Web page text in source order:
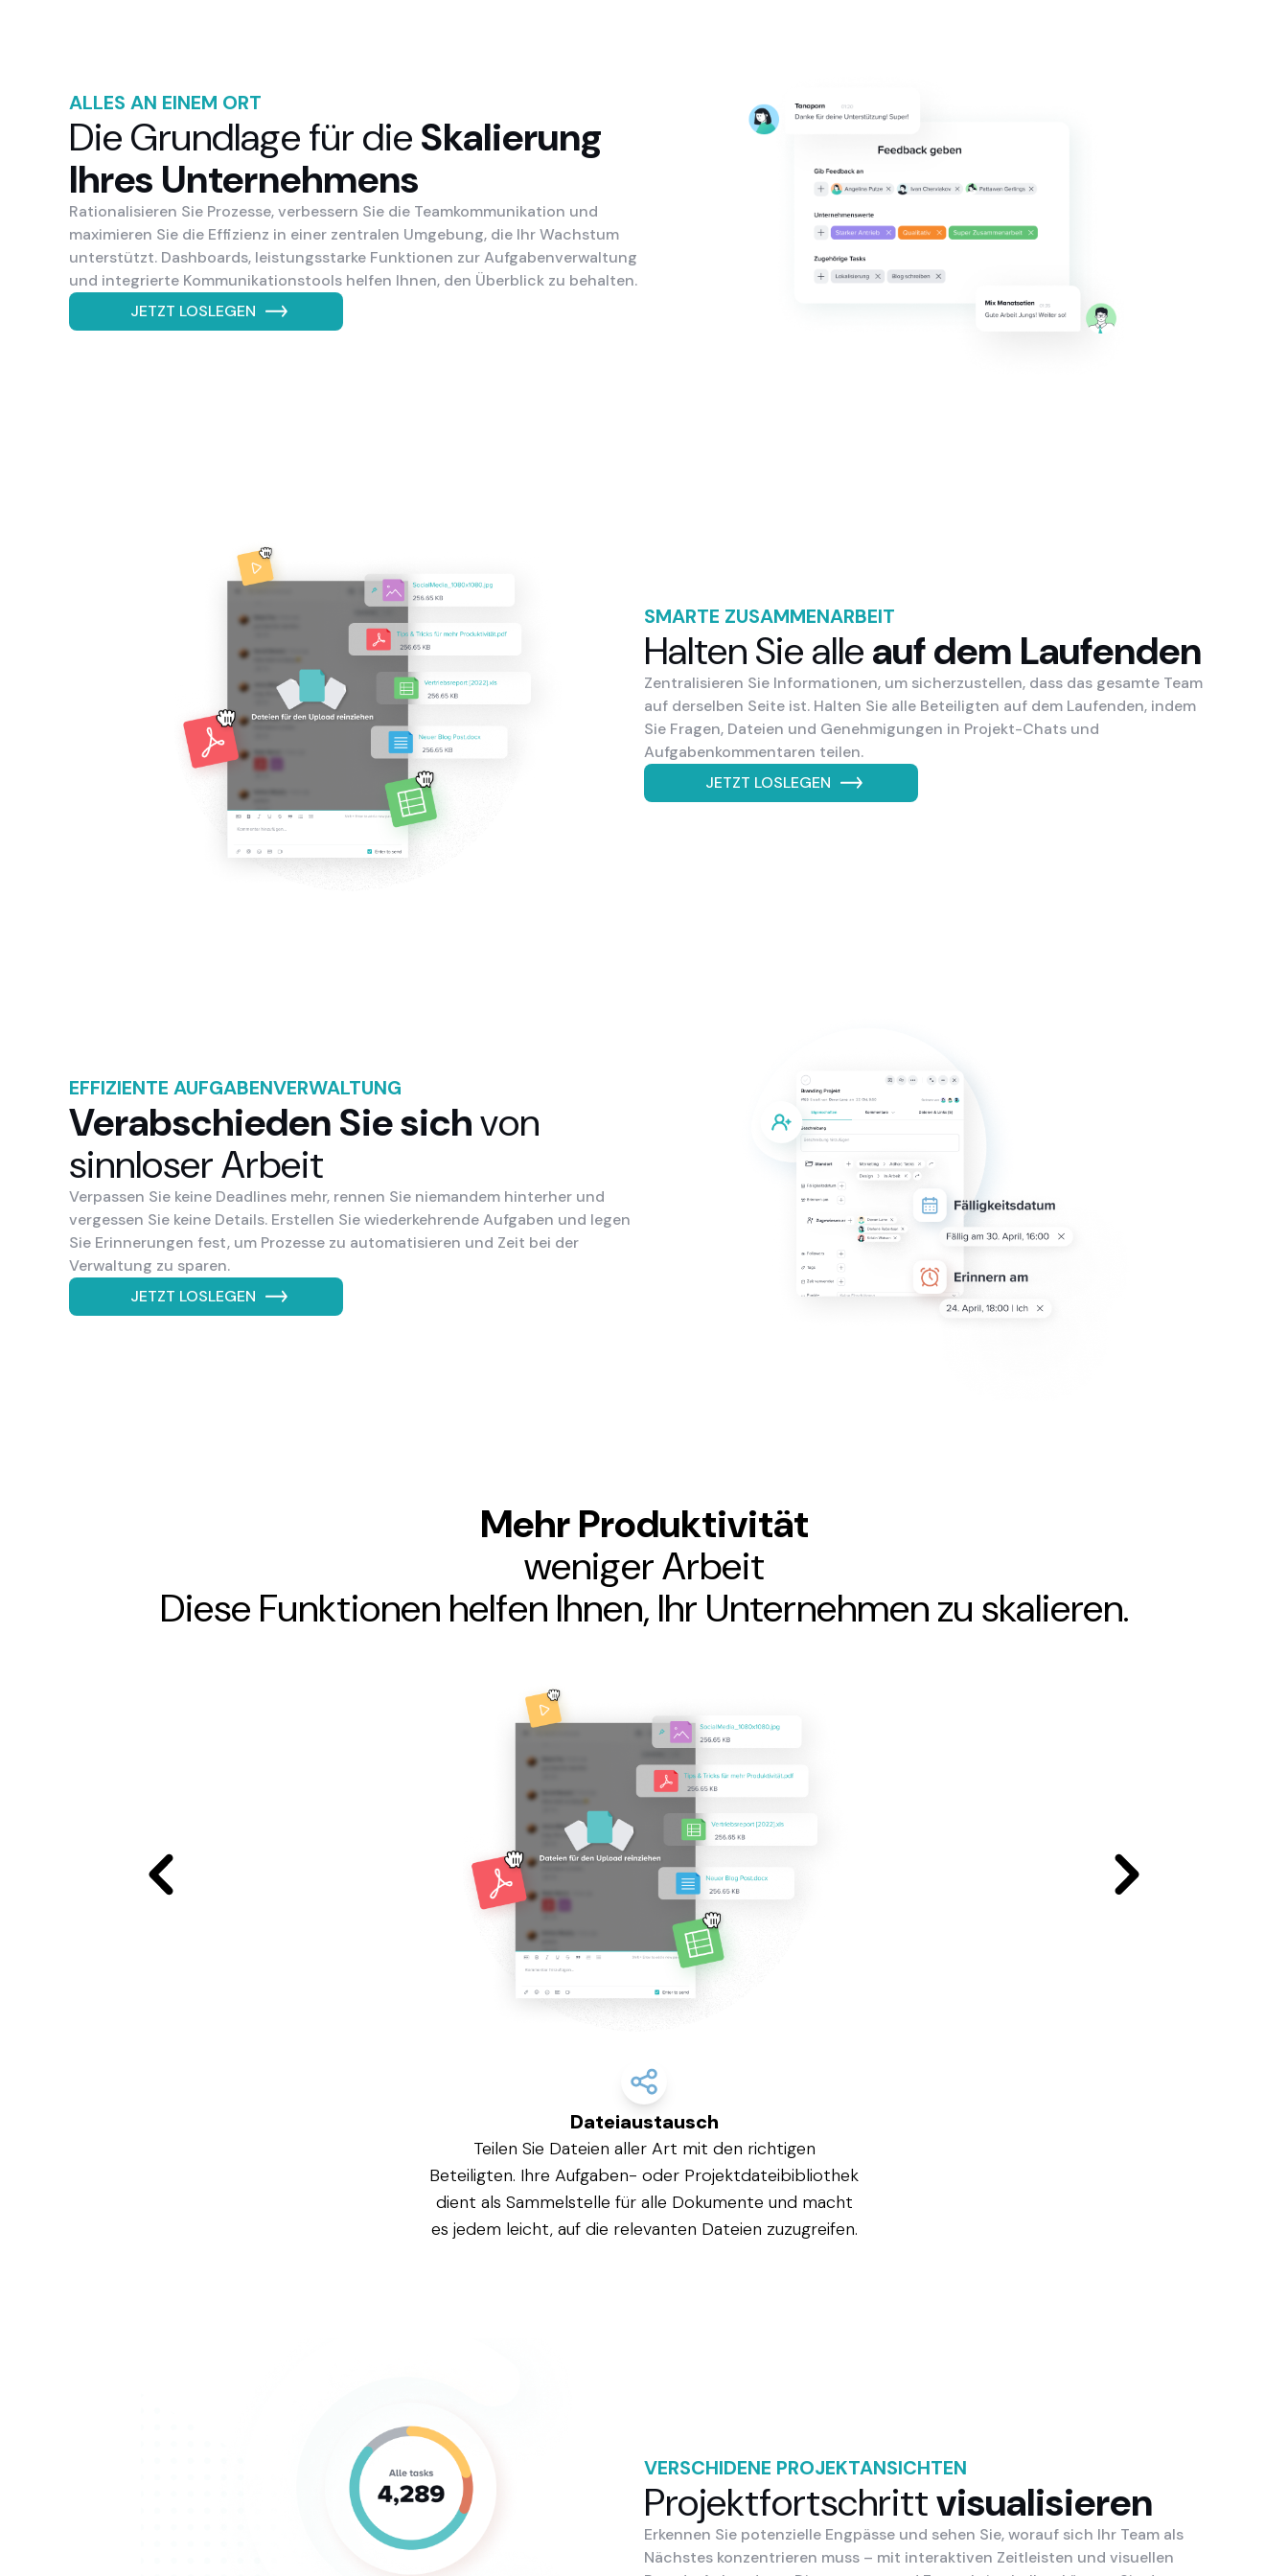
ALLES AN EINEM ORT
Die Grundlage für dieSkalierung
Ihres Unternehmens
Rationalisieren Sie Prozesse, verbessern Sie die Teamkommunikation und
maximieren Sie die Effizienz in einer zentralen Umgebung, die Ihr Wachstum
unterstützt. Dashboards, leistungsstarke Funktionen zur Aufgabenverwaltung
und integrierte Kommunikationstools helfen Ihnen, den Überblick zu behalten.
JETZT LOSLEGEN
SMARTE ZUSAMMENARBEIT
Halten Sie alleauf dem Laufenden
Zentralisieren Sie Informationen, um sicherzustellen, dass das gesamte Team
auf derselben Seite ist. Halten Sie alle Beteiligten auf dem Laufenden, indem
Sie Fragen, Dateien und Genehmigungen in Projekt-Chats und
Aufgabenkommentaren teilen.
JETZT LOSLEGEN
EFFIZIENTE AUFGABENVERWALTUNG
Verabschieden Sie sichvon
sinnloser Arbeit
Verpassen Sie keine Deadlines mehr, rennen Sie niemandem hinterher und
vergessen Sie keine Details. Erstellen Sie wiederkehrende Aufgaben und legen
Sie Erinnerungen fest, um Prozesse zu automatisieren und Zeit bei der
Verwaltung zu sparen.
JETZT LOSLEGEN
Mehr Produktivität
weniger Arbeit
Diese Funktionen helfen Ihnen, Ihr Unternehmen zu skalieren.
Dateiaustausch
Teilen Sie Dateien aller Art mit den richtigen
Beteiligten. Ihre Aufgaben- oder Projektdateibibliothek
dient als Sammelstelle für alle Dokumente und macht
es jedem leicht, auf die relevanten Dateien zuzugreifen.
VERSCHIDENE PROJEKTANSICHTEN
Projektfortschrittvisualisieren
Erkennen Sie potenzielle Engpässe und sehen Sie, worauf sich Ihr Team als
Nächstes konzentrieren muss – mit interaktiven Zeitleisten und visuellen